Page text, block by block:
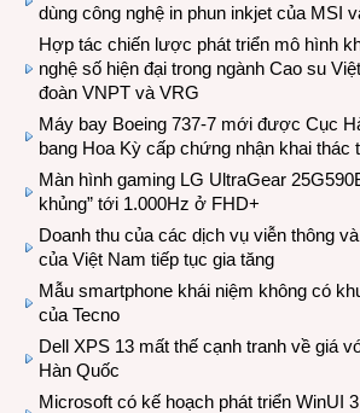
dùng công nghệ in phun inkjet của MSI
Hợp tác chiến lược phát triển mô hình
nghệ số hiện đại trong ngành Cao su
đoàn VNPT và VRG
Máy bay Boeing 737-7 mới được Cục
bang Hoa Kỳ cấp chứng nhận khai thác
Màn hình gaming LG UltraGear
khủng” tới 1.000Hz ở FHD+
Doanh thu của các dịch vụ viễn thông
của Việt Nam tiếp tục gia tăng
Mẫu smartphone khái niệm không có
của Tecno
Dell XPS 13 mất thế cạnh tranh về giá
Hàn Quốc
Microsoft có kế hoạch phát triển WinUI